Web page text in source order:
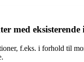
med eksisterende
f.eks. i forhold til